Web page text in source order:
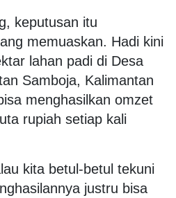
keputusan itu
memuaskan. Hadi kini
lahan padi di Desa
Samboja, Kalimantan
menghasilkan omzet
rupiah setiap kali
kita betul-betul tekuni
justru bisa